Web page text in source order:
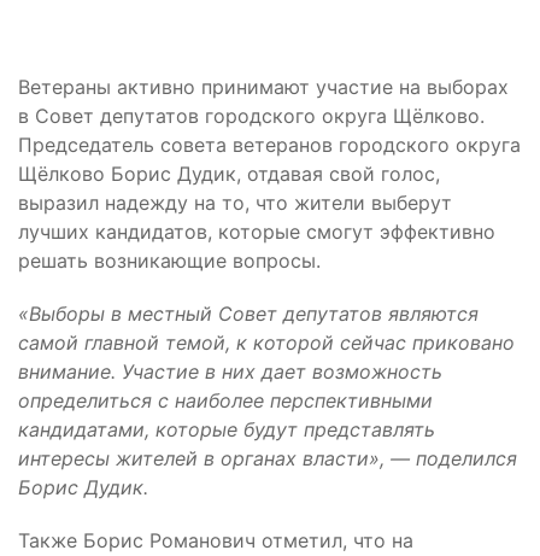
Ветераны активно принимают участие на выборах
в Совет депутатов городского округа Щёлково.
Председатель совета ветеранов городского округа
Щёлково Борис Дудик, отдавая свой голос,
выразил надежду на то, что жители выберут
лучших кандидатов, которые смогут эффективно
решать возникающие вопросы.
«Выборы в местный Совет депутатов являются
самой главной темой, к которой сейчас приковано
внимание. Участие в них дает возможность
определиться с наиболее перспективными
кандидатами, которые будут представлять
интересы жителей в органах власти», — поделился
Борис Дудик.
Также Борис Романович отметил, что на